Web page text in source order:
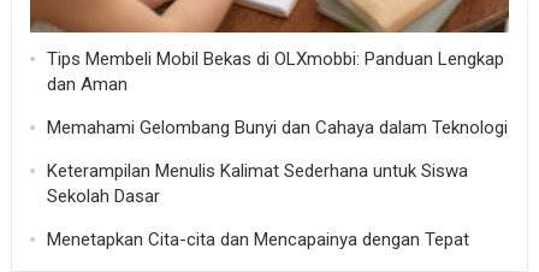
Tips Membeli Mobil Bekas di OLXmobbi: Panduan Lengkap
dan Aman
Memahami Gelombang Bunyi dan Cahaya dalam Teknologi
Keterampilan Menulis Kalimat Sederhana untuk Siswa
Sekolah Dasar
Menetapkan Cita-cita dan Mencapainya dengan Tepat